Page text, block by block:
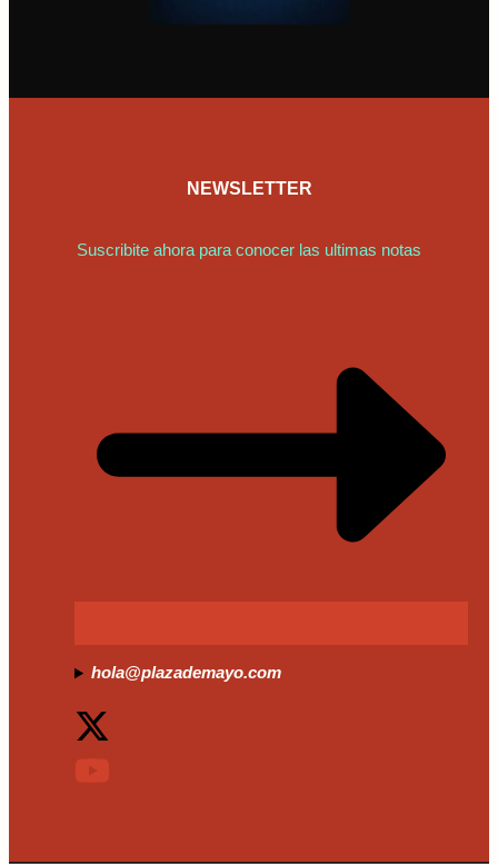
NEWSLETTER
Suscribite ahora para conocer las ultimas notas
hola@plazademayo.com